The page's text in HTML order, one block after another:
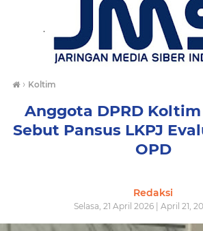
.
› Koltim
Anggota DPRD
Sebut Pansus LKPJ
OPD
YUK ! BACA
Redaksi
Selasa, 21 April 2026 | April 21,